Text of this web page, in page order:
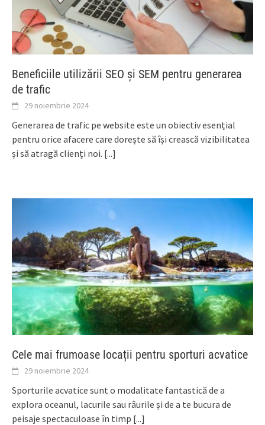
Beneficiile utilizării SEO și SEM pentru generarea
de trafic
29 noiembrie 2024
Generarea de trafic pe website este un obiectiv esențial
pentru orice afacere care dorește să își crească vizibilitatea
și să atragă clienți noi. [...]
Cele mai frumoase locații pentru sporturi acvatice
29 noiembrie 2024
Sporturile acvatice sunt o modalitate fantastică de a
explora oceanul, lacurile sau râurile și de a te bucura de
peisaje spectaculoase în timp [...]